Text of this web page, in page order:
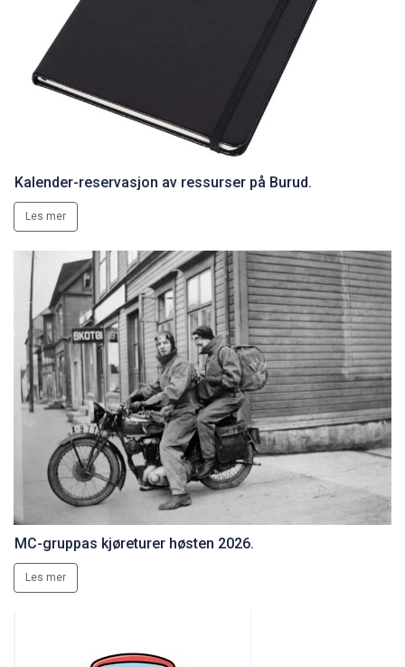
Kalender-reservasjon av ressurser på Burud.
Les mer
MC-gruppas kjøreturer høsten 2026.
Les mer